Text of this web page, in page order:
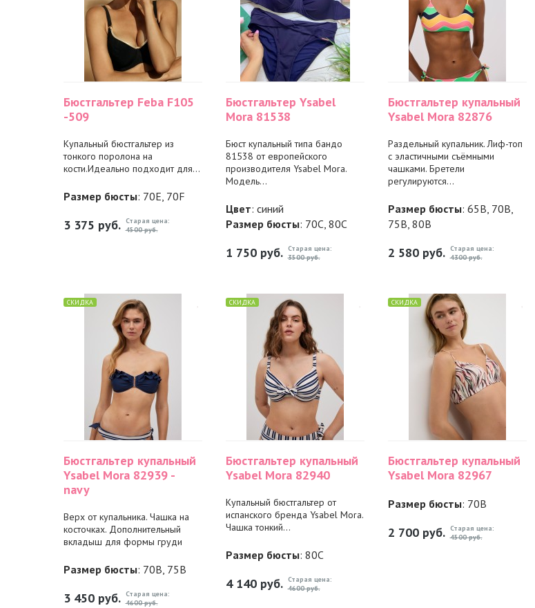
Бюстгальтер Feba F105
-509
Купальный бюстгальтер из
тонкого поролона на
кости.Идеально подходит для...
Размер бюсты: 70E, 70F
3 375 руб. Старая цена:
4500 руб.
Бюстгальтер Ysabel
Mora 81538
Бюст купальный типа бандо
81538 от европейского
производителя Ysabel Mora.
Модель...
Цвет: синий
Размер бюсты: 70C, 80C
1 750руб. Старая цена:
3500 руб.
Бюстгальтер купальный
Ysabel Mora 82876
Раздельный купальник. Лиф-топ
с эластичными съёмными
чашками. Бретели
регулируются...
Размер бюсты: 65B, 70B,
75B, 80B
2 580руб. Старая цена:
4300 руб.
СКИДКА
Бюстгальтер купальный
Ysabel Mora 82939 -
navy
Верх от купальника. Чашка на
косточках. Дополнительный
вкладыш для формы груди
Размер бюсты: 70B, 75B
3 450руб. Старая цена:
4600 руб.
СКИДКА
Бюстгальтер купальный
Ysabel Mora 82940
Купальный бюстгальтер от
испанского бренда Ysabel Mora.
Чашка тонкий...
Размер бюсты: 80C
4 140руб. Старая цена:
4600 руб.
СКИДКА
Бюстгальтер купальный
Ysabel Mora 82967
Размер бюсты: 70B
2 700руб. Старая цена:
4500 руб.